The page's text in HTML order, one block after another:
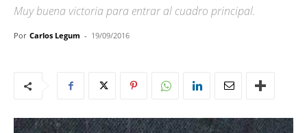
Muy buena victoria para entrar al cuadro principal.
Por Carlos Legum - 19/09/2016